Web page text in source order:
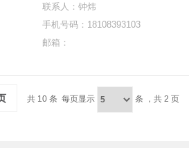
联系人：钟炜
手机号码：18108393103
邮箱：
共 10 条 每页显示 条 ， 共 2 页